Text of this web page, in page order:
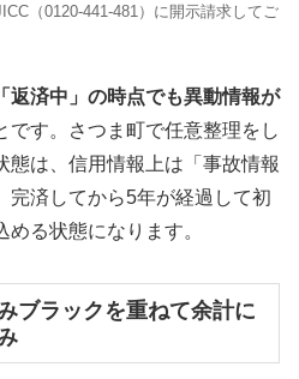
（0120-441-481）に開示請求してご
返済中」の時点でも異動情報が
です。さつま町で任意整理をし
態は、信用情報上は「事故情報
完済してから5年が経過して初
る状態になります。
ブラックを重ねて余計に